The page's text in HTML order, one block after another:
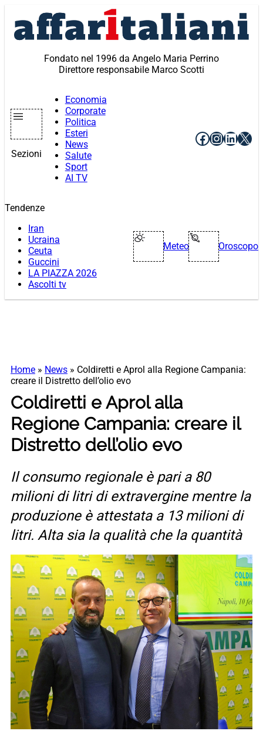
contenuto
Fondato nel 1996 da Angelo Maria Perrino
Direttore responsabile Marco Scotti
Sezioni
Economia
Corporate
Politica
Esteri
News
Salute
Sport
AI TV
Facebook
X
Tendenze
Iran
Ucraina
Ceuta
Guccini
LA PIAZZA 2026
Ascolti tv
Meteo Oroscopo
Home » News » Coldiretti e Aprol alla Regione Campania:
creare il Distretto dell’olio evo
Coldiretti e Aprol alla
Regione Campania: creare il
Distretto dell’olio evo
Il consumo regionale è pari a 80
milioni di litri di extravergine mentre la
produzione è attestata a 13 milioni di
litri. Alta sia la qualità che la quantità